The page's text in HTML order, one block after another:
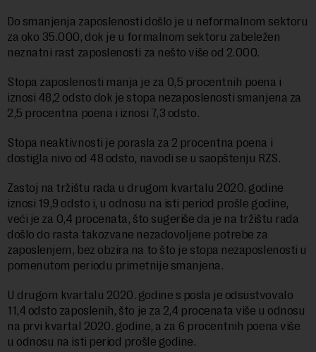
Do smanjenja zaposlenosti došlo je u neformalnom sektoru
za oko 35.000, dok je u formalnom sektoru zabeležen
neznatni rast zaposlenosti za nešto više od 2.000.
Stopa zaposlenosti manja je za 0,5 procentnih poena i
iznosi 48,2 odsto dok je stopa nezaposlenosti smanjena za
2,5 procentna poena i iznosi 7,3 odsto.
Stopa neaktivnosti je porasla za 2 procentna poena i
dostigla nivo od 48 odsto, navodi se u saopštenju RZS.
Zastoj na tržištu rada u drugom kvartalu 2020. godine
iznosi 19,9 odsto i, u odnosu na isti period prošle godine,
veći je za 0,4 procenata, što sugeriše da je na tržištu rada
došlo do rasta takozvane nezadovoljene potrebe za
zaposlenjem, bez obzira na to što je stopa nezaposlenosti u
pomenutom periodu primetnije smanjena.
U drugom kvartalu 2020. godine s posla je odsustvovalo
11,4 odsto zaposlenih, što je za 2,4 procenata više u odnosu
na prvi kvartal 2020. godine, a za 6 procentnih poena više
u odnosu na isti period prošle godine.